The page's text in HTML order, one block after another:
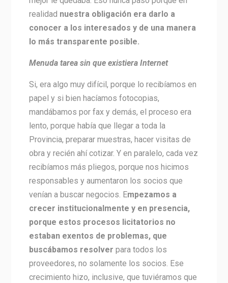
realidad nuestra obligación era darlo a
conocer a los interesados y de una manera
lo más transparente posible.
Menuda tarea sin que existiera Internet
Si, era algo muy difícil, porque lo recibíamos en
papel y si bien hacíamos fotocopias,
mandábamos por fax y demás, el proceso era
lento, porque había que llegar a toda la
Provincia, preparar muestras, hacer visitas de
obra y recién ahí cotizar. Y en paralelo, cada vez
recibíamos más pliegos, porque nos hicimos
responsables y aumentaron los socios que
venían a buscar negocios. Empezamos a
crecer institucionalmente y en presencia,
porque estos procesos licitatorios no
estaban exentos de problemas, que
buscábamos resolver para todos los
proveedores, no solamente los socios. Ese
crecimiento hizo, inclusive, que tuviéramos que